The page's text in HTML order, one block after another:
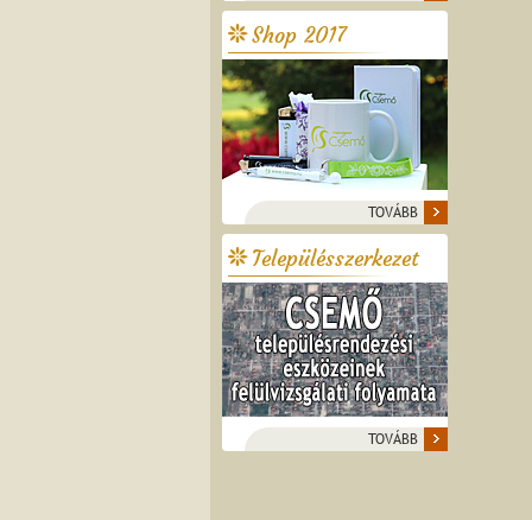
Shop 2017
TOVÁBB
Településszerkezet
TOVÁBB